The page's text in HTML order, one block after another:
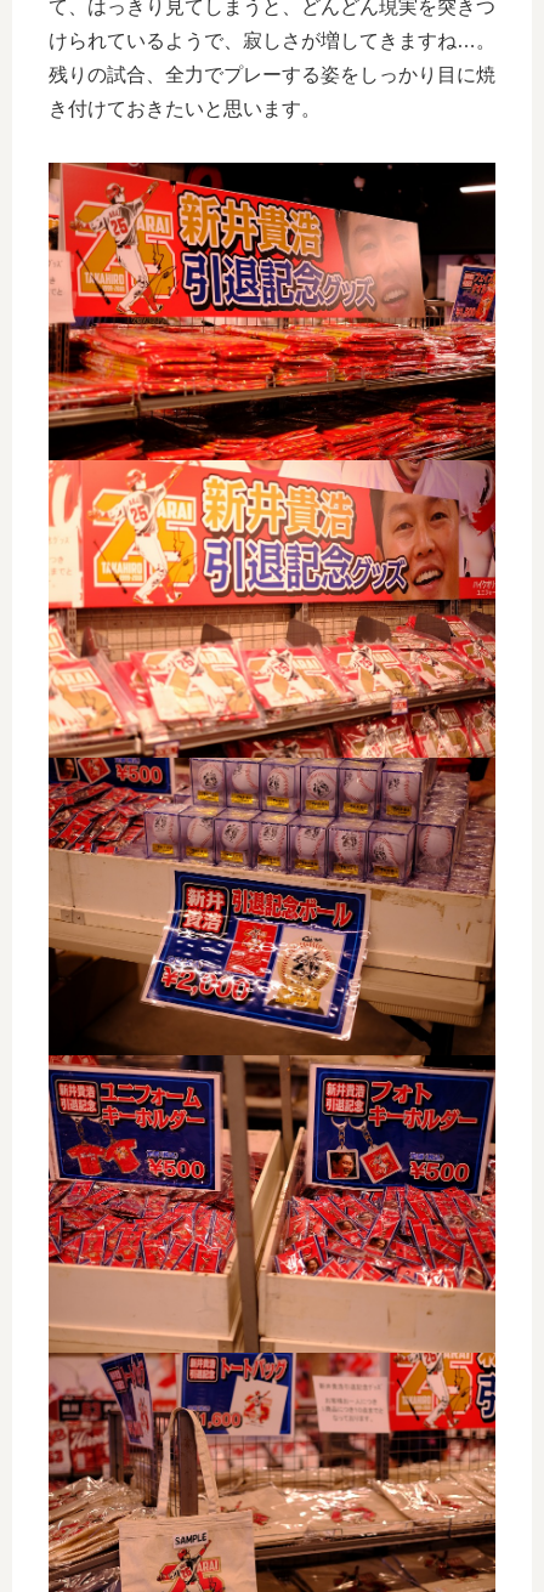
て、はっきり見てしまうと、どんどん現実を突きつ
けられているようで、寂しさが増してきますね…。
残りの試合、全力でプレーする姿をしっかり目に焼
き付けておきたいと思います。